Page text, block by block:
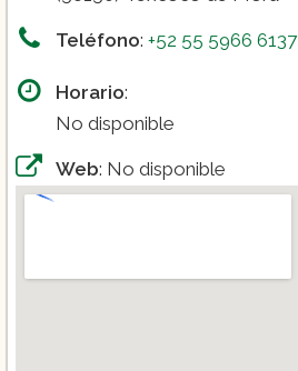
Teléfono: +52 55 5966 6137
Horario:
No disponible
Web: No disponible